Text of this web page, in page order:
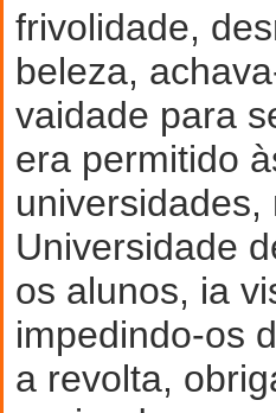
frivolidade,
beleza,
vaidade para
era permitido
Universidade
os alunos, ia
impedindo-os
a revolta,